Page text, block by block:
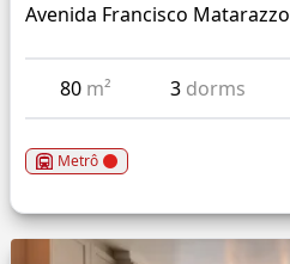
Avenida Francisco Matarazzo
80 m² 3 dorms
Metrô